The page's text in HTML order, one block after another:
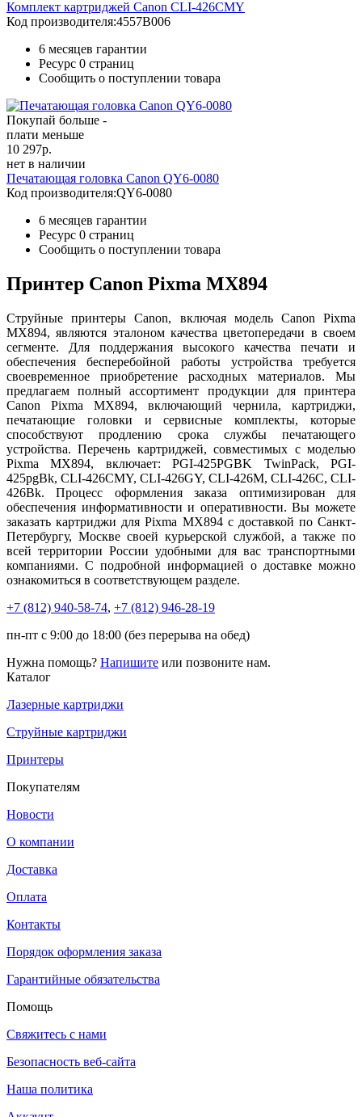
Комплект картриджей Canon CLI-426CMY
Код производителя:4557B006
6 месяцев гарантии
Ресурс 0 страниц
Сообщить о поступлении товара
Покупай больше -
плати меньше
10 297р.
нет в наличии
Печатающая головка Canon QY6-0080
Код производителя:QY6-0080
6 месяцев гарантии
Ресурс 0 страниц
Сообщить о поступлении товара
Принтер Canon Pixma MX894
Струйные принтеры Canon, включая модель Canon Pixma
MX894, являются эталоном качества цветопередачи в своем
сегменте. Для поддержания высокого качества печати и
обеспечения бесперебойной работы устройства требуется
своевременное приобретение расходных материалов. Мы
предлагаем полный ассортимент продукции для принтера
Canon Pixma MX894, включающий чернила, картриджи,
печатающие головки и сервисные комплекты, которые
способствуют продлению срока службы печатающего
устройства. Перечень картриджей, совместимых с моделью
Pixma MX894, включает: PGI-425PGBK TwinPack, PGI-
425pgBk, CLI-426CMY, CLI-426GY, CLI-426M, CLI-426C, CLI-
426Bk. Процесс оформления заказа оптимизирован для
обеспечения информативности и оперативности. Вы можете
заказать картриджи для Pixma MX894 с доставкой по Санкт-
Петербургу, Москве своей курьерской службой, а также по
всей территории России удобными для вас транспортными
компаниями. С подробной информацией о доставке можно
ознакомиться в соответствующем разделе.
+7 (812) 940-58-74, +7 (812) 946-28-19
пн-пт с 9:00 до 18:00 (без перерыва на обед)
Нужна помощь? Напишите или позвоните нам.
Каталог
Лазерные картриджи
Струйные картриджи
Принтеры
Покупателям
Новости
О компании
Доставка
Оплата
Контакты
Порядок оформления заказа
Гарантийные обязательства
Помощь
Свяжитесь с нами
Безопасность веб-сайта
Наша политика